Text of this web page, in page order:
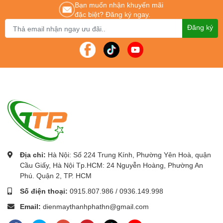
024.796.0283 /0915.807.986
Máy chấm công chính hãng- Máy chấm công giá rẻ
quốc.
Bạn muốn nhận khuyến mãi
đặc biệt? Đăng ký ngay.
Đăng ký
Địa chỉ: Hà Nội: Số 224 Trung Kính, Phường Yên Hoà, quận
Cầu Giấy, Hà Nội Tp.HCM: 24 Nguyễn Hoàng, Phường An
Phú. Quận 2, TP. HCM
Số điện thoại: 0915.807.986 / 0936.149.998
Email: dienmaythanhphathn@gmail.com